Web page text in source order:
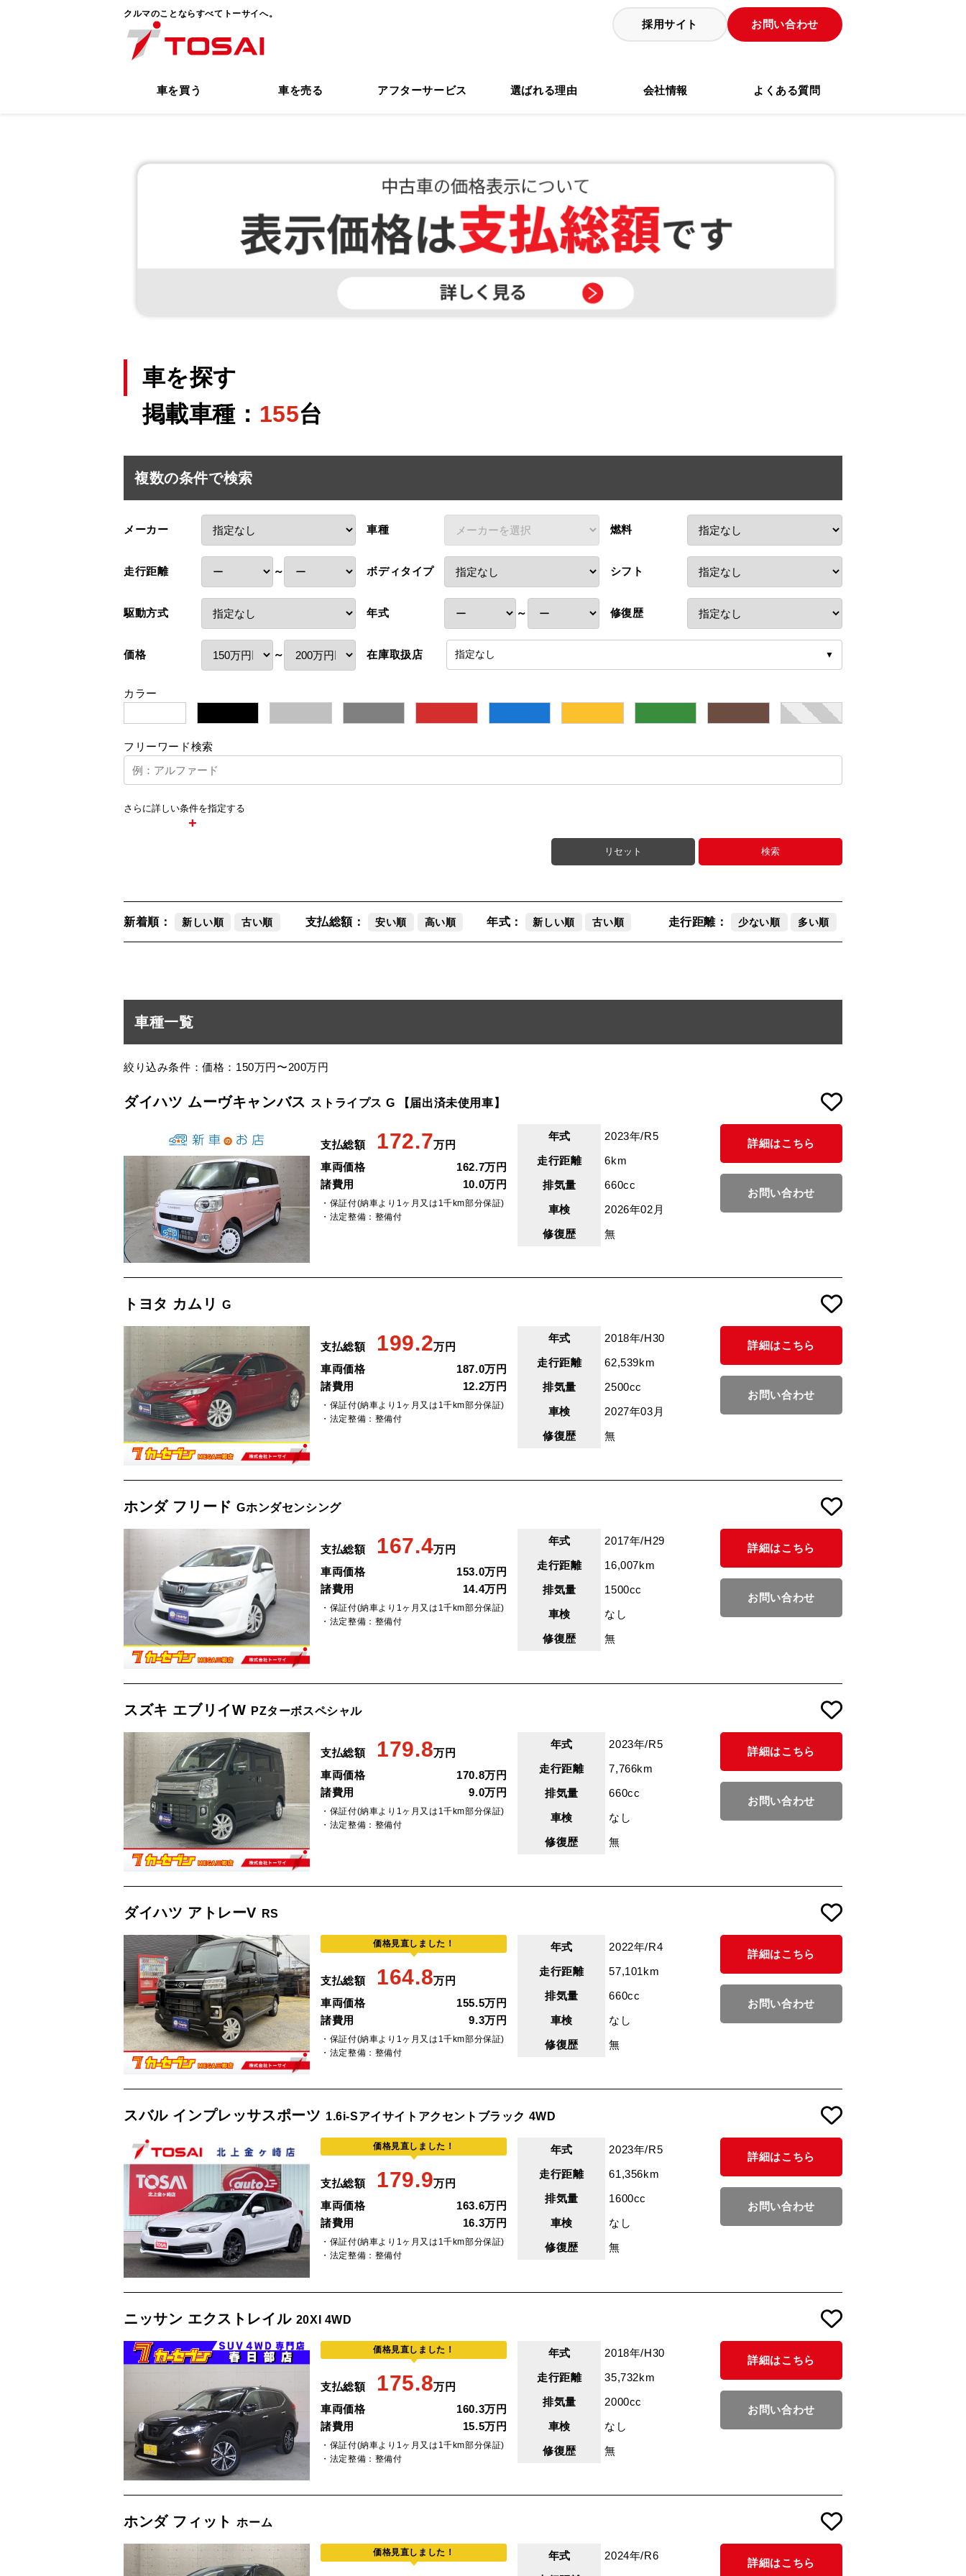
クルマのことならすべてトーサイへ。
採用サイト お問い合わせ
車を買う 車を売る アフターサービス 選ばれる理由 会社情報 よくある質問
車を探す
掲載車種： 155台
複数の条件で検索
メーカー 車種 燃料
走行距離 ～ ボディタイプ シフト
駆動方式 年式 ～ 修復歴
価格 ～ 在庫取扱店 指定なし ▼
カラー
フリーワード検索
さらに詳しい条件を指定する
リセット 検索
新着順： 新しい順 古い順 支払総額： 安い順 高い順 年式： 新しい順 古い順 走行距離： 少ない順 多い順
車種一覧
絞り込み条件：価格：150万円〜200万円
ダイハツ ムーヴキャンバス ストライプス G 【届出済未使用車】
支払総額 172.7万円
車両価格
162.7万円
諸費用
10.0万円
・保証付(納車より1ヶ月又は1千km部分保証)
・法定整備：整備付
年式
2023年/R5
走行距離
6km
排気量
660cc
車検
2026年02月
修復歴
無
詳細はこちら
お問い合わせ
トヨタ カムリ G
支払総額 199.2万円
車両価格
187.0万円
諸費用
12.2万円
・保証付(納車より1ヶ月又は1千km部分保証)
・法定整備：整備付
年式
2018年/H30
走行距離
62,539km
排気量
2500cc
車検
2027年03月
修復歴
無
詳細はこちら
お問い合わせ
ホンダ フリード Gホンダセンシング
支払総額 167.4万円
車両価格
153.0万円
諸費用
14.4万円
・保証付(納車より1ヶ月又は1千km部分保証)
・法定整備：整備付
年式
2017年/H29
走行距離
16,007km
排気量
1500cc
車検
なし
修復歴
無
詳細はこちら
お問い合わせ
スズキ エブリイW PZターボスペシャル
支払総額 179.8万円
車両価格
170.8万円
諸費用
9.0万円
・保証付(納車より1ヶ月又は1千km部分保証)
・法定整備：整備付
年式
2023年/R5
走行距離
7,766km
排気量
660cc
車検
なし
修復歴
無
詳細はこちら
お問い合わせ
ダイハツ アトレーV RS
価格見直しました！
支払総額 164.8万円
車両価格
155.5万円
諸費用
9.3万円
・保証付(納車より1ヶ月又は1千km部分保証)
・法定整備：整備付
年式
2022年/R4
走行距離
57,101km
排気量
660cc
車検
なし
修復歴
無
詳細はこちら
お問い合わせ
スバル インプレッサスポーツ 1.6i-Sアイサイトアクセントブラック 4WD
価格見直しました！
支払総額 179.9万円
車両価格
163.6万円
諸費用
16.3万円
・保証付(納車より1ヶ月又は1千km部分保証)
・法定整備：整備付
年式
2023年/R5
走行距離
61,356km
排気量
1600cc
車検
なし
修復歴
無
詳細はこちら
お問い合わせ
ニッサン エクストレイル 20XI 4WD
価格見直しました！
支払総額 175.8万円
車両価格
160.3万円
諸費用
15.5万円
・保証付(納車より1ヶ月又は1千km部分保証)
・法定整備：整備付
年式
2018年/H30
走行距離
35,732km
排気量
2000cc
車検
なし
修復歴
無
詳細はこちら
お問い合わせ
ホンダ フィット ホーム
価格見直しました！ 年式
2024年/R6
詳細はこちら